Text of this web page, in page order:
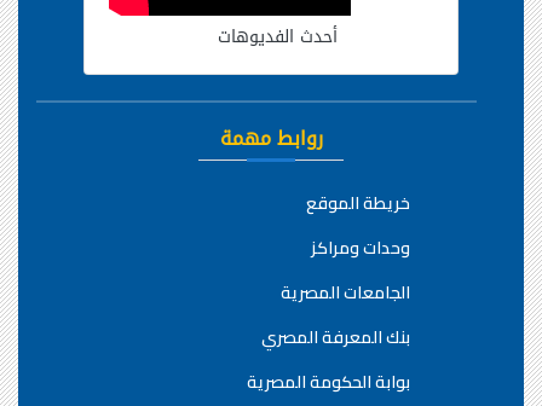
أحدث الفديوهات
روابط مهمة
خريطة الموقع
وحدات ومراكز
الجامعات المصرية
بنك المعرفة المصري
بوابة الحكومة المصرية